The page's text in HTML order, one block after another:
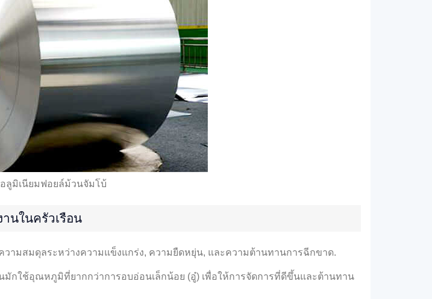
อลูมิเนียมฟอยล์ม้วนจัมโบ้
นในครัวเรือน
ามสมดุลระหว่างความแข็งแกร่ง, ความยืดหยุ่น, และความต้านทานการฉีกขาด.
มักใช้อุณหภูมิที่ยากกว่าการอบอ่อนเล็กน้อย (อู๋) เพื่อให้การจัดการที่ดีขึ้นและต้านทาน